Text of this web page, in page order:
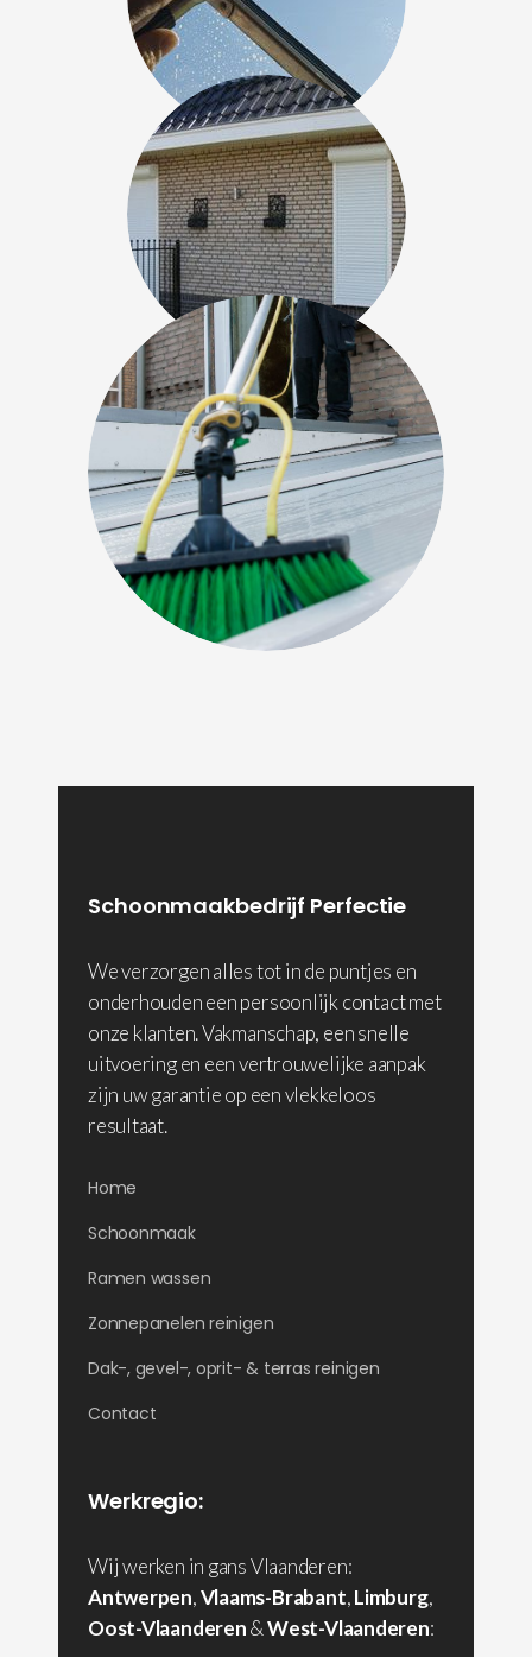
Schoonmaakbedrijf Perfectie
We verzorgen alles tot in de puntjes en
onderhouden een persoonlijk contact met
onze klanten. Vakmanschap, een snelle
uitvoering en een vertrouwelijke aanpak
zijn uw garantie op een vlekkeloos
resultaat.
Home
Schoonmaak
Ramen wassen
Zonnepanelen reinigen
Dak-, gevel-, oprit- & terras reinigen
Contact
Werkregio:
Wij werken in gans Vlaanderen:
Antwerpen,Vlaams-Brabant,Limburg,
Oost-Vlaanderen&West-Vlaanderen: